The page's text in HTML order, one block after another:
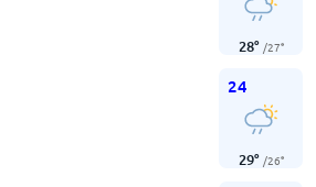
28° /27°
24
29° /26°